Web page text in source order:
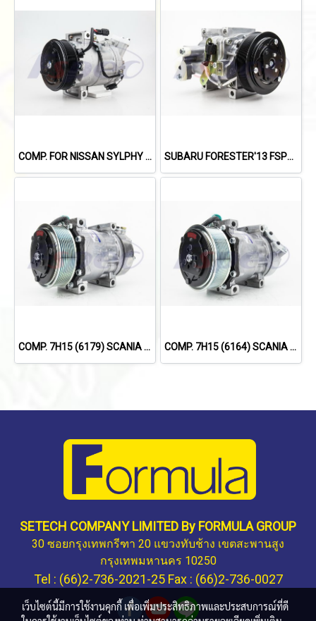
COMP. FOR NISSAN SYLPHY 1.8L /X-TRIAL'14 /TEANA L33'13-'19 (2.0L) SUBARU FORESTER'13 FSPEC
COMP. 7H15 (6179) SCANIA 114,124,144 '09 (8PK) COMP. 7H15 (6164) SCANIA TRUCK (8PK)
SETECH COMPANY LIMITED By FORMULA GROUP
30 ซอยกรุงเทพกรีฑา 20 แขวงทับช้าง เขตสะพานสูง
กรุงเทพมหานคร 10250
Tel : (66)2-736-2021-25 Fax : (66)2-736-0027
เว็บไซต์นี้มีการใช้งานคุกกี้ เพื่อเพิ่มประสิทธิภาพและประสบการณ์ที่ดี